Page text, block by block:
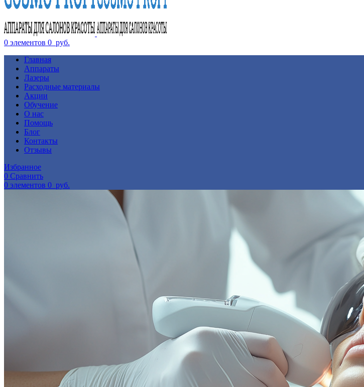
0 элементов 0 руб.
Главная
Аппараты
Лазеры
Расходные материалы
Акции
Обучение
О нас
Помощь
Блог
Контакты
Отзывы
Избранное
0 Сравнить
0 элементов 0 руб.